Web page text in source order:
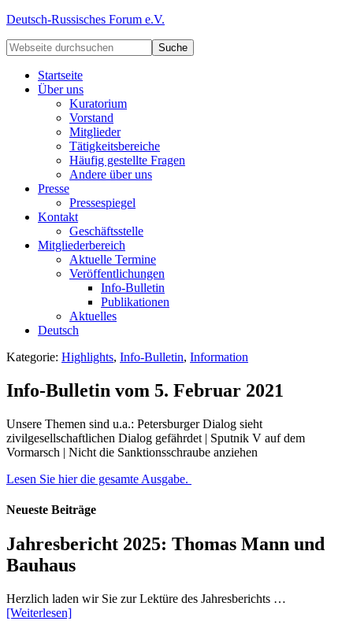
Deutsch-Russisches Forum e.V.
Startseite
Über uns
Kuratorium
Vorstand
Mitglieder
Tätigkeitsbereiche
Häufig gestellte Fragen
Andere über uns
Presse
Pressespiegel
Kontakt
Geschäftsstelle
Mitgliederbereich
Aktuelle Termine
Veröffentlichungen
Info-Bulletin
Publikationen
Aktuelles
Deutsch
Kategorie: Highlights, Info-Bulletin, Information
Info-Bulletin vom 5. Februar 2021
Unsere Themen sind u.a.: Petersburger Dialog sieht
zivilgesellschaftlichen Dialog gefährdet | Sputnik V auf dem
Vormarsch | Nicht die Sanktionsschraube anziehen
Lesen Sie hier die gesamte Ausgabe.
Neueste Beiträge
Jahresbericht 2025: Thomas Mann und
Bauhaus
Herzlich laden wir Sie zur Lektüre des Jahresberichts …
[Weiterlesen]